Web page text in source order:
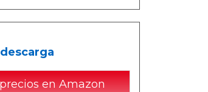
en Amazon